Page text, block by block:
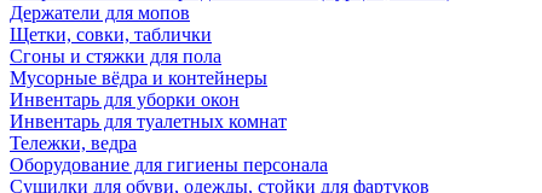
Держатели для мопов
Щетки, совки, таблички
Сгоны и стяжки для пола
Мусорные вёдра и контейнеры
Инвентарь для уборки окон
Инвентарь для туалетных комнат
Тележки, ведра
Оборудование для гигиены персонала
Сушилки для обуви, одежды, стойки для фартуков